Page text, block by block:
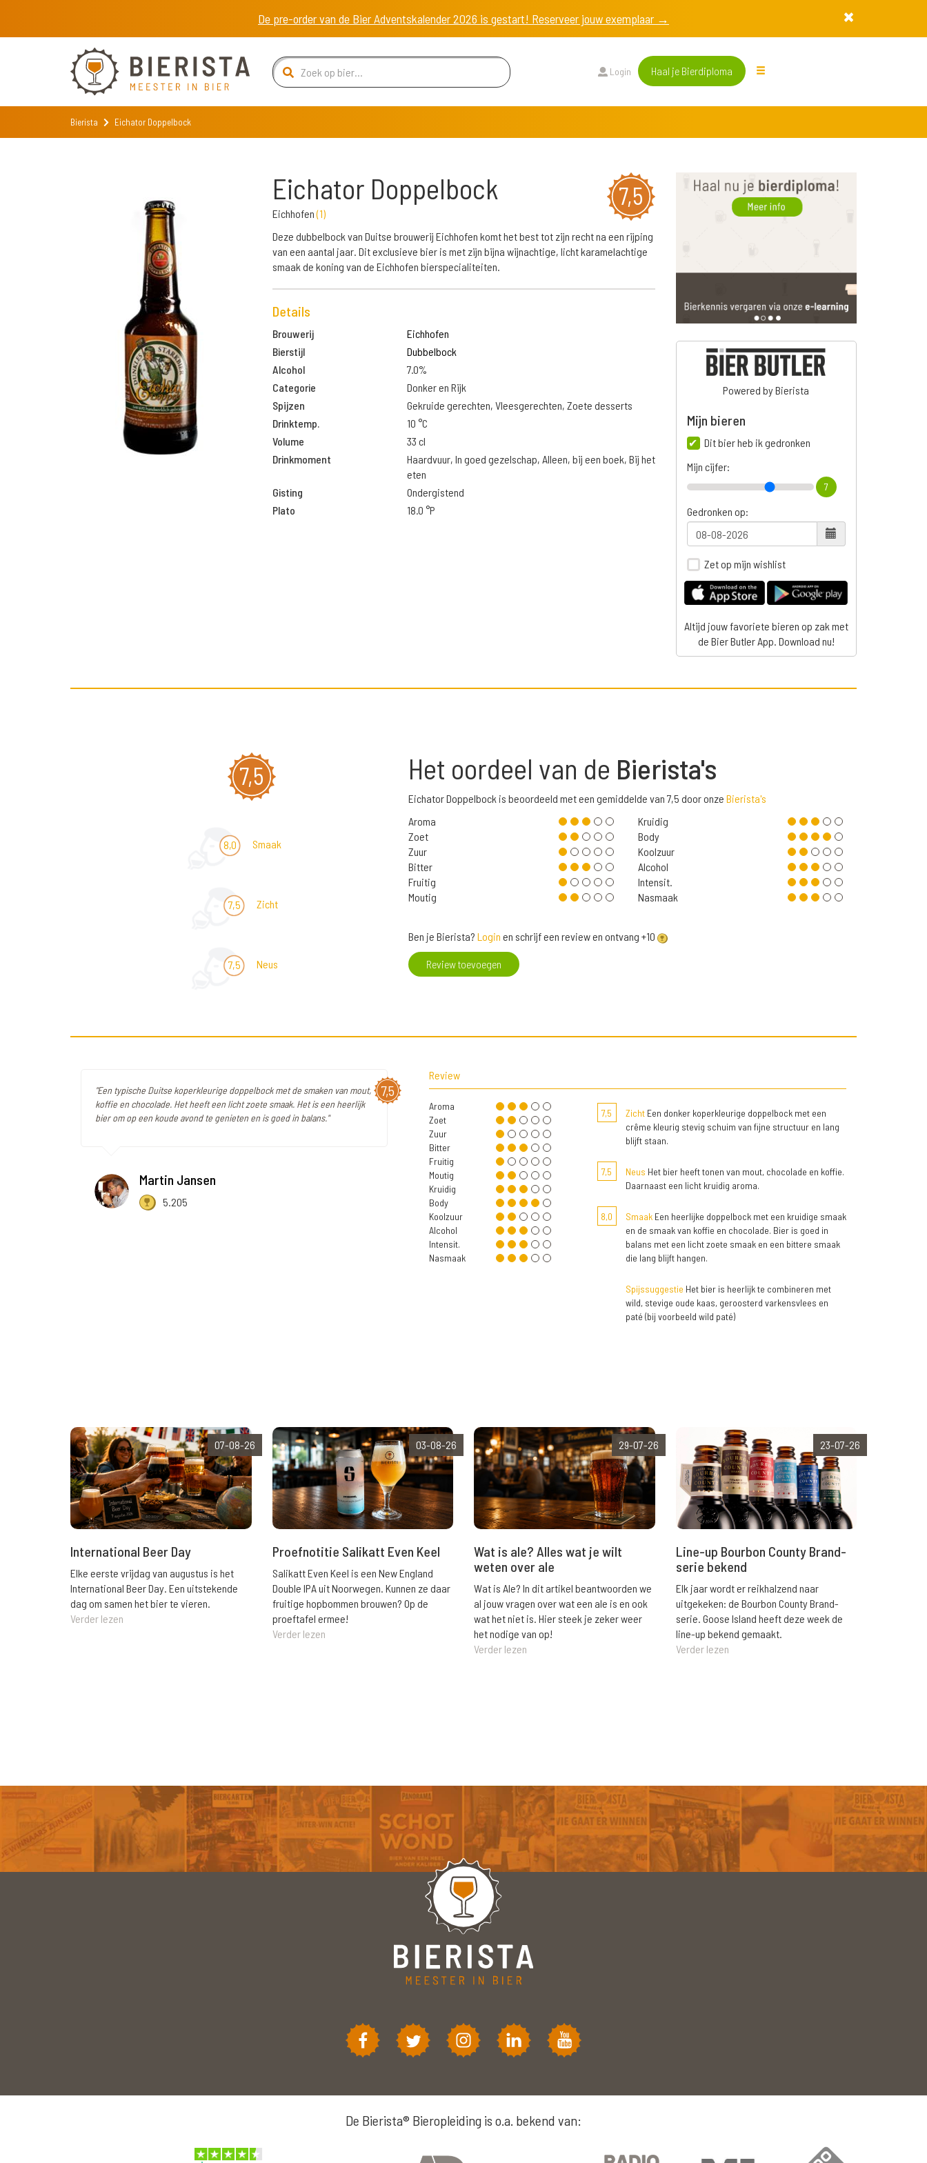
De pre-order van de Bier Adventskalender 2026 is gestart! Reserveer jouw exemplaar →
Login Haal je Bierdiploma
Bierista Eichator Doppelbock
7,5
Eichator Doppelbock
Eichhofen(1)
Deze dubbelbock van Duitse brouwerij Eichhofen komt het best tot zijn recht na een rijping
van een aantal jaar. Dit exclusieve bier is met zijn bijna wijnachtige, licht karamelachtige
smaak de koning van de Eichhofen bierspecialiteiten.
Details
Brouwerij
Eichhofen
Bierstijl
Dubbelbock
Alcohol
7.0%
Categorie
Donker en Rijk
Spijzen
Gekruide gerechten, Vleesgerechten, Zoete desserts
Drinktemp.
10 °C
Volume
33 cl
Drinkmoment
Haardvuur, In goed gezelschap, Alleen, bij een boek, Bij het
eten
Gisting
Ondergistend
Plato
18.0 °P
Powered by Bierista
Mijn bieren
Dit bier heb ik gedronken
Mijn cijfer:
7
Gedronken op:
Zet op mijn wishlist
Altijd jouw favoriete bieren op zak met
de Bier Butler App. Download nu!
7,5
8,0 Smaak
7,5 Zicht
7,5 Neus
Het oordeel van de Bierista's
Eichator Doppelbock is beoordeeld met een gemiddelde van 7,5 door onze Bierista's
Aroma
Zoet
Zuur
Bitter
Fruitig
Moutig
Kruidig
Body
Koolzuur
Alcohol
Intensit.
Nasmaak
Ben je Bierista? Login en schrijf een review en ontvang +10
Review toevoegen
7,5
"Een typische Duitse koperkleurige doppelbock met de smaken van mout,
koffie en chocolade. Het heeft een licht zoete smaak. Het is een heerlijk
bier om op een koude avond te genieten en is goed in balans."
Martin Jansen
5.205
Review
Aroma
Zoet
Zuur
Bitter
Fruitig
Moutig
Kruidig
Body
Koolzuur
Alcohol
Intensit.
Nasmaak
7,5 ZichtEen donker koperkleurige doppelbock met een
crême kleurig stevig schuim van fijne structuur en lang
blijft staan.
7,5 Neus Het bier heeft tonen van mout, chocolade en koffie.
Daarnaast een licht kruidig aroma.
8,0 SmaakEen heerlijke doppelbock met een kruidige smaak
en de smaak van koffie en chocolade. Bier is goed in
balans met een licht zoete smaak en een bittere smaak
die lang blijft hangen.
Spijssuggestie Het bier is heerlijk te combineren met
wild, stevige oude kaas, geroosterd varkensvlees en
paté (bij voorbeeld wild paté)
07-08-26
International Beer Day
Elke eerste vrijdag van augustus is het
International Beer Day. Een uitstekende
dag om samen het bier te vieren.
Verder lezen
03-08-26
Proefnotitie Salikatt Even Keel
Salikatt Even Keel is een New England
Double IPA uit Noorwegen. Kunnen ze daar
fruitige hopbommen brouwen? Op de
proeftafel ermee!
Verder lezen
29-07-26
Wat is ale? Alles wat je wilt
weten over ale
Wat is Ale? In dit artikel beantwoorden we
al jouw vragen over wat een ale is en ook
wat het niet is. Hier steek je zeker weer
het nodige van op!
Verder lezen
23-07-26
Line-up Bourbon County Brand-
serie bekend
Elk jaar wordt er reikhalzend naar
uitgekeken: de Bourbon County Brand-
serie. Goose Island heeft deze week de
line-up bekend gemaakt.
Verder lezen
De Bierista® Bieropleiding is o.a. bekend van: